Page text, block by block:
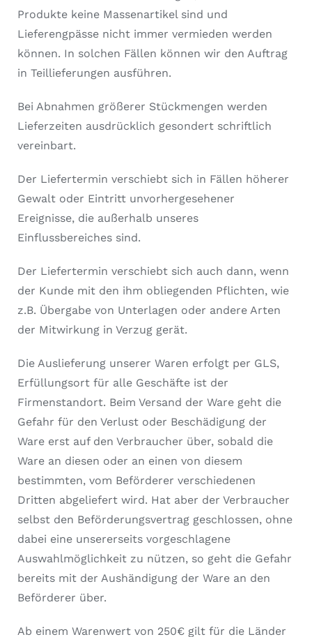
Produkte keine Massenartikel sind und
Lieferengpässe nicht immer vermieden werden
können. In solchen Fällen können wir den Auftrag
in Teillieferungen ausführen.
Bei Abnahmen größerer Stückmengen werden
Lieferzeiten ausdrücklich gesondert schriftlich
vereinbart.
Der Liefertermin verschiebt sich in Fällen höherer
Gewalt oder Eintritt unvorhergesehener
Ereignisse, die außerhalb unseres
Einflussbereiches sind.
Der Liefertermin verschiebt sich auch dann, wenn
der Kunde mit den ihm obliegenden Pflichten, wie
z.B. Übergabe von Unterlagen oder andere Arten
der Mitwirkung in Verzug gerät.
Die Auslieferung unserer Waren erfolgt per GLS,
Erfüllungsort für alle Geschäfte ist der
Firmenstandort. Beim Versand der Ware geht die
Gefahr für den Verlust oder Beschädigung der
Ware erst auf den Verbraucher über, sobald die
Ware an diesen oder an einen von diesem
bestimmten, vom Beförderer verschiedenen
Dritten abgeliefert wird. Hat aber der Verbraucher
selbst den Beförderungsvertrag geschlossen, ohne
dabei eine unsererseits vorgeschlagene
Auswahlmöglichkeit zu nützen, so geht die Gefahr
bereits mit der Aushändigung der Ware an den
Beförderer über.
Ab einem Warenwert von 250€ gilt für die Länder